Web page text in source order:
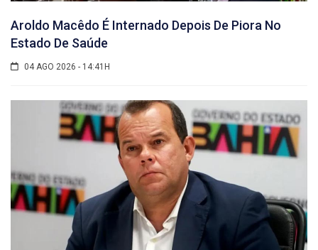
Aroldo Macêdo É Internado Depois De Piora No
Estado De Saúde
04 AGO 2026 - 14:41H